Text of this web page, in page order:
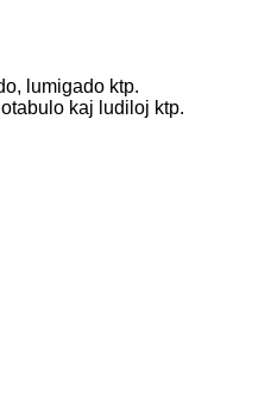
lumigado ktp.
kaj ludiloj ktp.